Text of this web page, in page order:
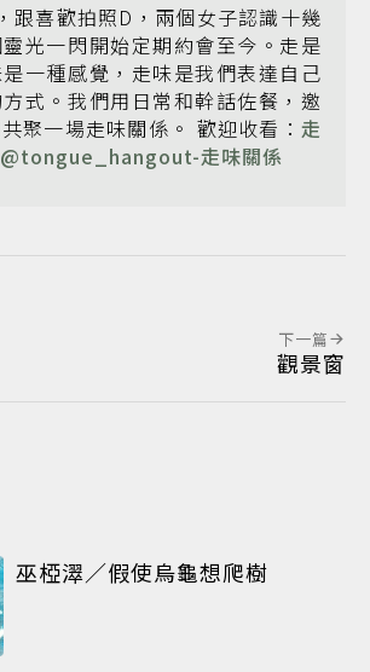
跟喜歡拍照D，兩個女子認識十幾
光一閃開始定期約會至今。走是
一種感覺，走味是我們表達自己
式。我們用日常和幹話佐餐，邀
聚一場走味關係。 歡迎收看： 走
@tongue_hangout-走味關係
下一篇
觀景窗
巫椏濢／假使烏龜想爬樹